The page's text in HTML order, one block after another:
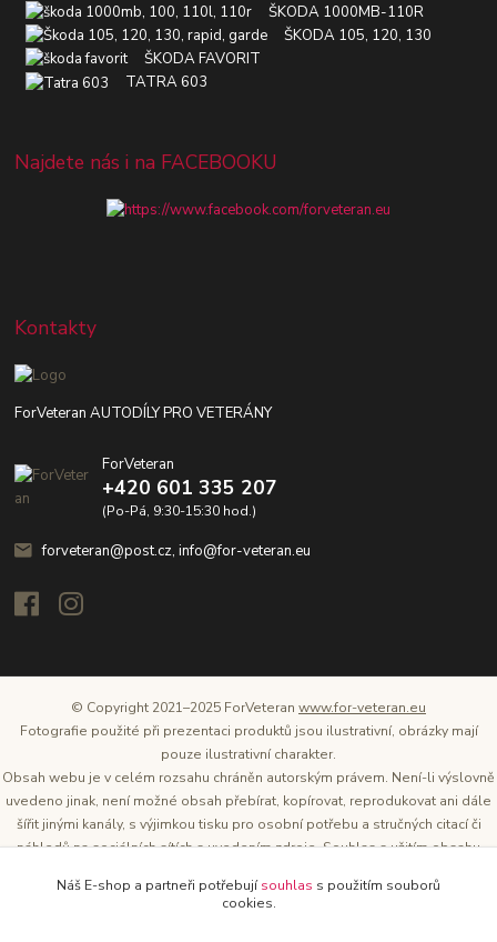
ŠKODA 1000MB-110R
ŠKODA 105, 120, 130
ŠKODA FAVORIT
TATRA 603
Najdete nás i na FACEBOOKU
Kontakty
ForVeteran AUTODÍLY PRO VETERÁNY
ForVeteran
+420 601 335 207
(Po-Pá, 9:30-15:30 hod.)
forveteran@post.cz, info@for-veteran.eu
© Copyright 2021–2025 ForVeteran www.for-veteran.eu
Fotografie použité při prezentaci produktů jsou ilustrativní, obrázky mají
pouze ilustrativní charakter.
Obsah webu je v celém rozsahu chráněn autorským právem. Není-li výslovně
uvedeno jinak, není možné obsah přebírat, kopírovat, reprodukovat ani dále
šířit jinými kanály, s výjimkou tisku pro osobní potřebu a stručných citací či
náhledů na sociálních sítích s uvedením zdroje. Souhlas s užitím obsahu
těchto webových stránek je Tomáš Oršel.
Náš E-shop a partneři potřebujísouhlas s použitím souborů
cookies.